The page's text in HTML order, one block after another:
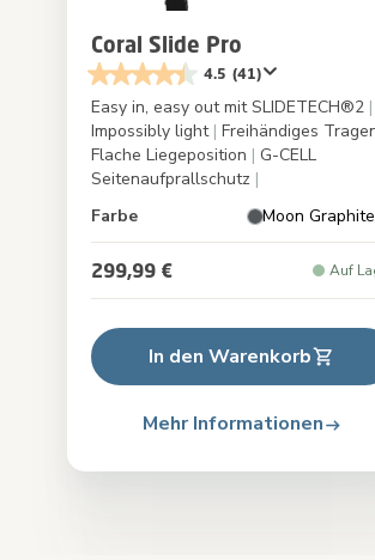
Coral Slide Pro
4.5 (41)
Easy in, easy out mit SLIDETECH®2 |
Impossibly light | Freihändiges
Flache Liegeposition | G-CELL
Seitenaufprallschutz |
Farbe
Moon Graphite
299,99 € Auf
In den Warenkorb
Mehr Informationen